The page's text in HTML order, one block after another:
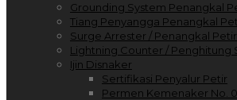
Grounding System Penangkal
Tiang Penyangga Penangkal
Surge Arrester / Penangkal
Lightning Counter / Penghitung
Ijin Disnaker
Sertifikasi Penyalur Petir
Permen Kemenaker No.